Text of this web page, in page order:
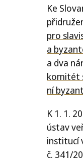
Ke
pro
a
a dva
komi­tét
ní
K 1. 1.
ústav
insti­tu­cí
č. 341/​